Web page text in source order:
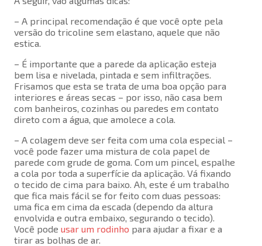
– A principal recomendação é que você opte pela
versão do tricoline sem elastano, aquele que não
estica.
– É importante que a parede da aplicação esteja
bem lisa e nivelada, pintada e sem infiltrações.
Frisamos que esta se trata de uma boa opção para
interiores e áreas secas – por isso, não casa bem
com banheiros, cozinhas ou paredes em contato
direto com a água, que amolece a cola.
– A colagem deve ser feita com uma cola especial –
você pode fazer uma mistura de cola papel de
parede com grude de goma. Com um pincel, espalhe
a cola por toda a superfície da aplicação. Vá fixando
o tecido de cima para baixo. Ah, este é um trabalho
que fica mais fácil se for feito com duas pessoas:
uma fica em cima da escada (dependo da altura
envolvida e outra embaixo, segurando o tecido).
Você pode usar um rodinho para ajudar a fixar e a
tirar as bolhas de ar.